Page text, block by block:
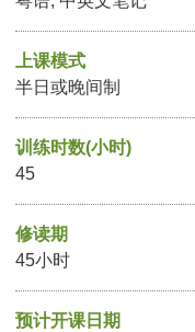
上课模式
半日或晚间制
训练时数(小时)
45
修读期
45小时
预计开课日期